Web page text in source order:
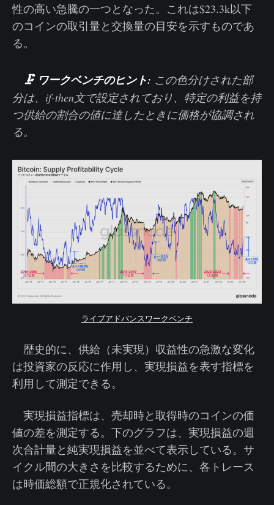
性の高い急騰の一つとなった。これは$23.3k以下
のコインの取引量と交換量の目安を示すものであ
る。
🗜️ ワークベンチのヒント: この色分けされた部
分は、if-then文で設定されており、特定の利益を持
つ供給の割合の値に達したときに価格が協調され
る。
ライブアドバンスワークベンチ
歴史的に、供給（未実現）収益性の急激な変化
は投資家の反応に作用し、実現損益を表す指標を
利用して測定できる。
実現損益指標は、売却時と取得時のコインの価
値の差を測定する。下のグラフは、実現損益の週
次合計量と純実現損益を並べて表示している。サ
イクル間の大きさを比較するために、各トレース
は時価総額で正規化されている。